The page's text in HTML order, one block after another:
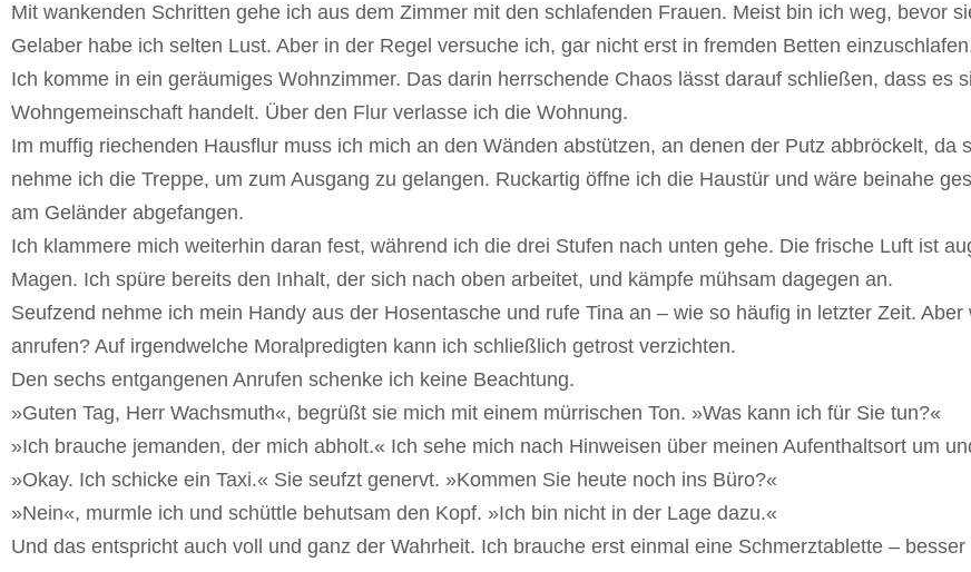
Mit wankenden Schritten gehe ich aus dem Zimmer mit den schlafenden Frauen. Meist bin ich weg, bevor
Gelaber habe ich selten Lust. Aber in der Regel versuche ich, gar nicht erst in fremden Betten
Ich komme in ein geräumiges Wohnzimmer. Das darin herrschende Chaos lässt darauf schließen, dass es
Wohngemeinschaft handelt. Über den Flur verlasse ich die Wohnung.
Im muffig riechenden Hausflur muss ich mich an den Wänden abstützen, an denen der Putz abbröckelt, da
nehme ich die Treppe, um zum Ausgang zu gelangen. Ruckartig öffne ich die Haustür und wäre beinahe
am Geländer abgefangen.
Ich klammere mich weiterhin daran fest, während ich die drei Stufen nach unten gehe. Die frische Luft ist
Magen. Ich spüre bereits den Inhalt, der sich nach oben arbeitet, und kämpfe mühsam dagegen an.
Seufzend nehme ich mein Handy aus der Hosentasche und rufe Tina an – wie so häufig in letzter Zeit.
anrufen? Auf irgendwelche Moralpredigten kann ich schließlich getrost verzichten.
Den sechs entgangenen Anrufen schenke ich keine Beachtung.
»Guten Tag, Herr Wachsmuth«, begrüßt sie mich mit einem mürrischen Ton. »Was kann ich für Sie tun?«
»Ich brauche jemanden, der mich abholt.« Ich sehe mich nach Hinweisen über meinen Aufenthaltsort um
»Okay. Ich schicke ein Taxi.« Sie seufzt genervt. »Kommen Sie heute noch ins Büro?«
»Nein«, murmle ich und schüttle behutsam den Kopf. »Ich bin nicht in der Lage dazu.«
Und das entspricht auch voll und ganz der Wahrheit. Ich brauche erst einmal eine Schmerztablette –